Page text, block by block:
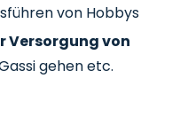
von Hobbys
Versorgung von
gehen etc.